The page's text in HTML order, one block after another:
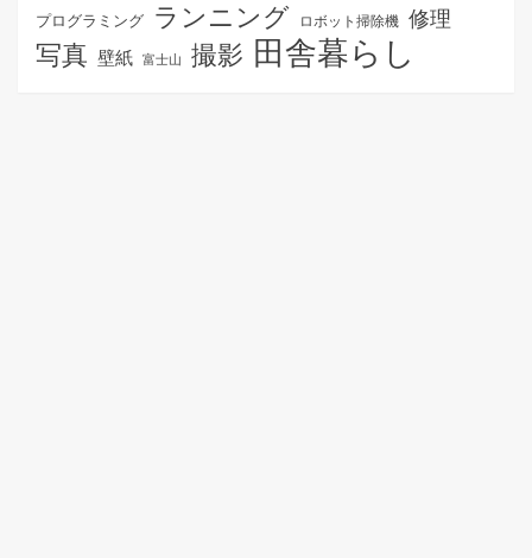
プログラミング ランニング ロボット掃除機 修理
写真 壁紙 富士山 撮影 田舎暮らし